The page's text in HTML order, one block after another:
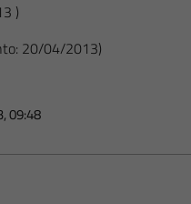
)
20/04/2013)
09:48